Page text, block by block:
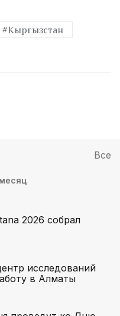
#Кыргызстан
Все
2026 собрал
исследований
в Алматы